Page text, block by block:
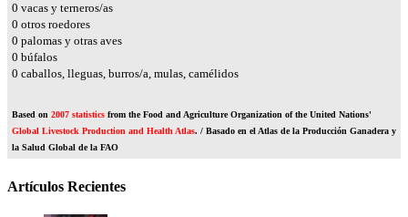
0 vacas y terneros/as
0 otros roedores
0 palomas y otras aves
0 búfalos
0 caballos, lleguas, burros/a, mulas, camélidos
Based on 2007 statistics from the Food and Agriculture Organization of the United Nations'
Global Livestock Production and Health Atlas. / Basado en el Atlas de la Producción Ganadera y
la Salud Global de la FAO
Artículos Recientes